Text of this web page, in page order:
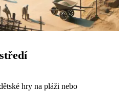
hry na pláži nebo